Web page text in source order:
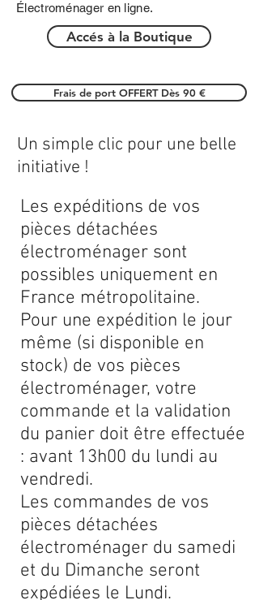
Électroménager en ligne.
Accés à la Boutique
Frais de port OFFERT Dès 90 €
Les expéditions de vos
pièces détachées
électroménager sont
possibles uniquement en
France métropolitaine.
Pour une expédition le jour
même (si disponible en
stock) de vos pièces
électroménager, votre
commande et la validation
du panier doit être effectuée
: avant 13h00 du lundi au
vendredi.
Les commandes de vos
pièces détachées
électroménager du samedi
et du Dimanche seront
expédiées le Lundi.
Un simple clic pour une belle
initiative !